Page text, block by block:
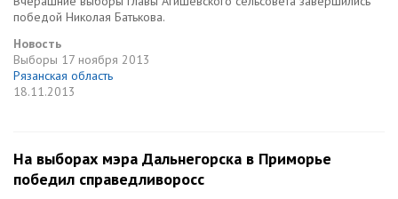
победой Николая Батькова.
Новость
Выборы 17 ноября 2013
Рязанская область
18.11.2013
На выборах мэра Дальнегорска в Приморье
победил справедливоросс